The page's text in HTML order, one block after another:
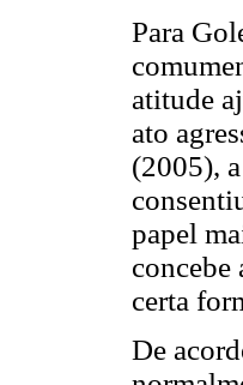
Para
atitude
ato
(2005),
papel
concebe
certa
De